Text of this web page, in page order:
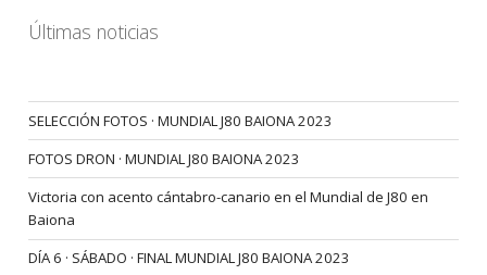
Últimas noticias
SELECCIÓN FOTOS · MUNDIAL J80 BAIONA 2023
FOTOS DRON · MUNDIAL J80 BAIONA 2023
Victoria con acento cántabro-canario en el Mundial de J80 en
Baiona
DÍA 6 · SÁBADO · FINAL MUNDIAL J80 BAIONA 2023